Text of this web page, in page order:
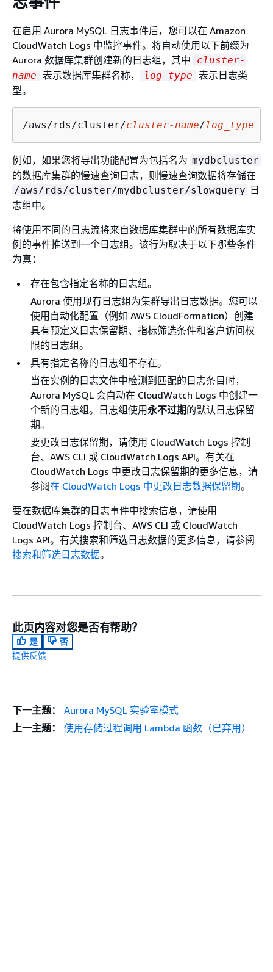
在启用 Aurora MySQL 日志事件后，您可以在 Amazon
CloudWatch Logs 中监控事件。将自动使用以下前缀为
Aurora 数据库集群创建新的日志组，其中
cluster-
name 表示数据库集群名称， log_type 表示日志类
型。
/aws/rds/cluster/cluster-name/log_type
例如，如果您将导出功能配置为包括名为 mydbcluster
的数据库集群的慢速查询日志，则慢速查询数据将存储在
/aws/rds/cluster/mydbcluster/slowquery 日
志组中。
将使用不同的日志流将来自数据库集群中的所有数据库实
例的事件推送到一个日志组。该行为取决于以下哪些条件
为真：
存在包含指定名称的日志组。
Aurora 使用现有日志组为集群导出日志数据。您可以
使用自动化配置（例如 AWS CloudFormation）创建
具有预定义日志保留期、指标筛选条件和客户访问权
限的日志组。
具有指定名称的日志组不存在。
当在实例的日志文件中检测到匹配的日志条目时，
Aurora MySQL 会自动在 CloudWatch Logs 中创建一
个新的日志组。日志组使用永不过期的默认日志保留
期。
要更改日志保留期，请使用 CloudWatch Logs 控制
台、AWS CLI 或 CloudWatch Logs API。有关在
CloudWatch Logs 中更改日志保留期的更多信息，请
参阅在 CloudWatch Logs 中更改日志数据保留期。
要在数据库集群的日志事件中搜索信息，请使用
CloudWatch Logs 控制台、AWS CLI 或 CloudWatch
Logs API。有关搜索和筛选日志数据的更多信息，请参阅
搜索和筛选日志数据。
此页内容对您是否有帮助？
是
否
提供反馈
下一主题：
Aurora MySQL 实验室模式
上一主题：
使用存储过程调用 Lambda 函数（已弃用）